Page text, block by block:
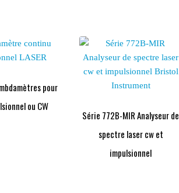
pour
ou CW
Série 772B-MIR Analyseur de
spectre laser cw et
impulsionnel